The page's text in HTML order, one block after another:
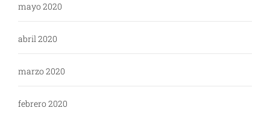
mayo 2020
abril 2020
marzo 2020
febrero 2020